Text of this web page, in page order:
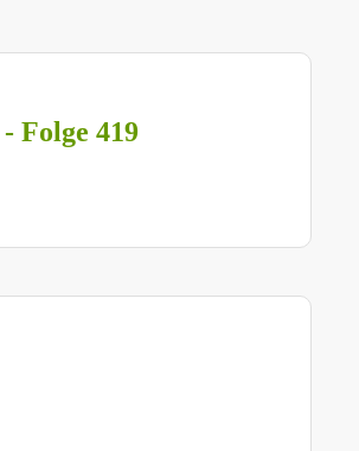
Folge 419